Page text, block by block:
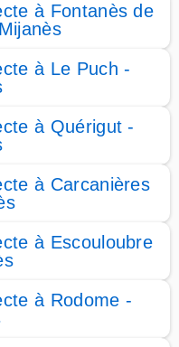
à Fontanès de
à Le Puch -
à Quérigut -
à Carcanières
à Escouloubre
à Rodome -